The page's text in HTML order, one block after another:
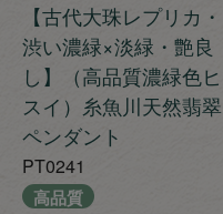
【古代大珠レプリカ・
渋い濃緑×淡緑・艶良
し】（高品質濃緑色ヒ
スイ）糸魚川天然翡翠
ペンダント
PT0241
高品質